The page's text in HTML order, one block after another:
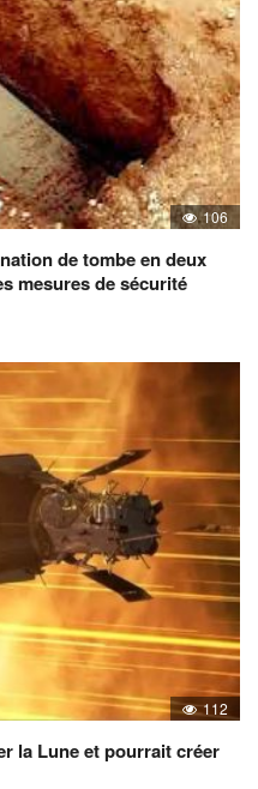
106
de tombe en deux
mesures de sécurité
112
la Lune et pourrait créer